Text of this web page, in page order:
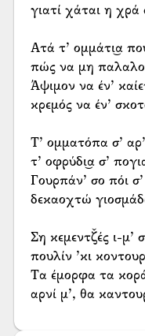
γιατί χάται η χρά
Ατά τ’ ομμάτι͜α
πώς να μη
Άψιμον να έν’
κρεμός να έν’
Τ’ ομματόπα σ’
τ’ οφρύδι͜α σ’
Γουρπάν’ σο πόι σ’
δεκαοχτώ
Ση κεμεντζ̌ές ι-μ’
πουλίν ’κι
Τα έμορφα τα
αρνί μ’, θα